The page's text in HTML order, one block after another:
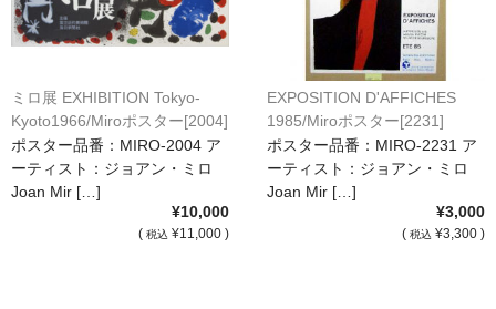
ミロ展 EXHIBITION Tokyo-
Kyoto1966/Miroポスター[2004]
ポスター品番：MIRO-2004 ア
ーティスト：ジョアン・ミロ
Joan Mir […]
¥10,000
( 税込 ¥11,000 )
EXPOSITION D'AFFICHES
1985/Miroポスター[2231]
ポスター品番：MIRO-2231 ア
ーティスト：ジョアン・ミロ
Joan Mir […]
¥3,000
( 税込 ¥3,300 )